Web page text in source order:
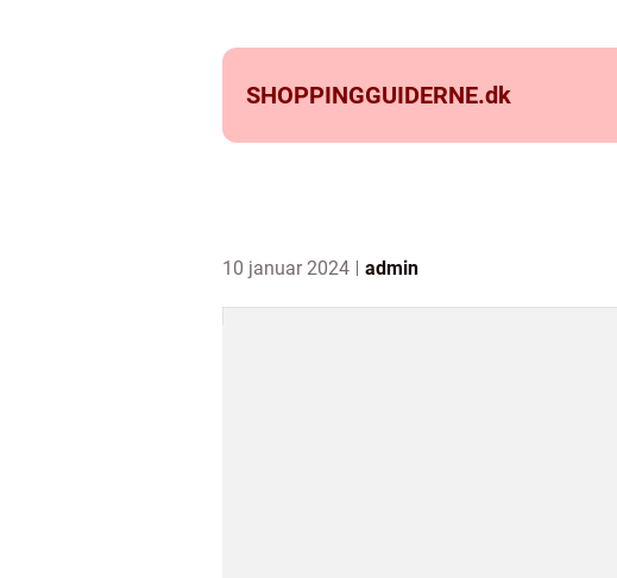
SHOPPINGGUIDERNE.dk
10 januar 2024 admin